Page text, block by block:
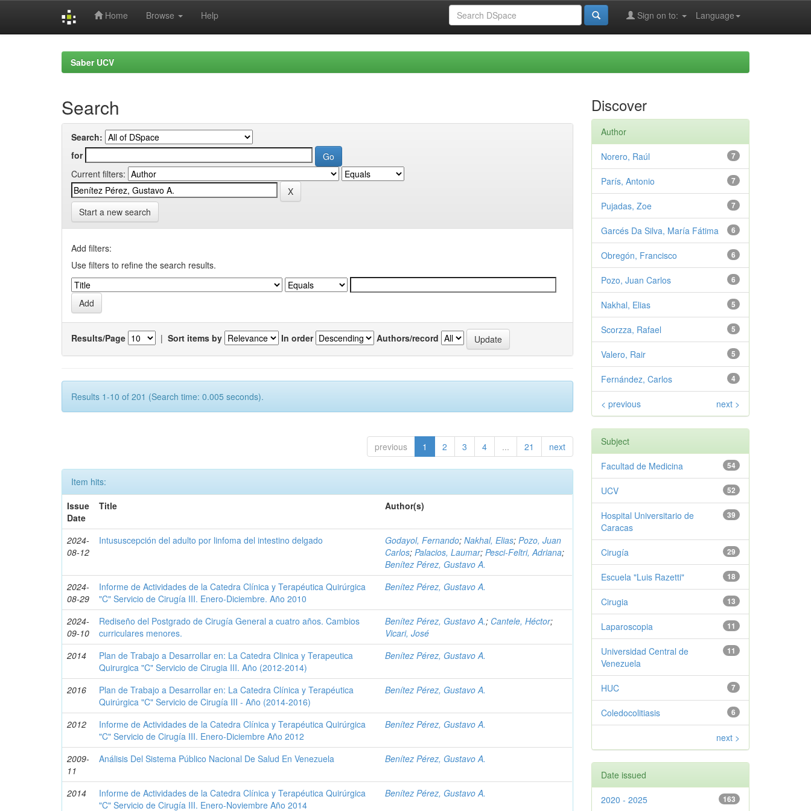
Home Browse Help Language
Sign on to:
Saber UCV
Search
Search:
for
Current filters:
Start a new search
Add filters:
Use filters to refine the search results.
Results/Page | Sort items by In order Authors/record
Results 1-10 of 201 (Search time: 0.005 seconds).
previous 1 2 3 4 ... 21 next
Item hits:
Issue
Date
Title Author(s)
2024-
08-12
Intususcepción del adulto por linfoma del intestino delgado Godayol, Fernando;Nakhal, Elias;Pozo, Juan
Carlos;Palacios, Laumar;Pesci-Feltri, Adriana;
Benítez Pérez, Gustavo A.
2024-
08-29
Informe de Actividades de la Catedra Clínica y Terapéutica Quirúrgica
"C" Servicio de Cirugía III. Enero-Diciembre. Año 2010
Benítez Pérez, Gustavo A.
2024-
09-10
Rediseño del Postgrado de Cirugía General a cuatro años. Cambios
curriculares menores.
Benítez Pérez, Gustavo A.; Cantele, Héctor;
Vicari, José
2014
Plan de Trabajo a Desarrollar en: La Catedra Clinica y Terapeutica
Quirurgica "C" Servicio de Cirugia III. Año (2012-2014)
Benítez Pérez, Gustavo A.
2016
Plan de Trabajo a Desarrollar en: La Catedra Clínica y Terapéutica
Quirúrgica "C" Servicio de Cirugía III - Año (2014-2016)
Benítez Pérez, Gustavo A.
2012
Informe de Actividades de la Catedra Clínica y Terapéutica Quirúrgica
"C" Servicio de Cirugía III. Enero-Diciembre Año 2012
Benítez Pérez, Gustavo A.
2009-
11
Análisis Del Sistema Público Nacional De Salud En Venezuela Benítez Pérez, Gustavo A.
2014
Informe de Actividades de la Catedra Clínica y Terapéutica Quirúrgica
"C" Servicio de Cirugía III. Enero-Noviembre Año 2014
Benítez Pérez, Gustavo A.
Discover
Author
7
Norero, Raúl
7
París, Antonio
7
Pujadas, Zoe
6
Garcés Da Silva, María Fátima
6
Obregón, Francisco
6
Pozo, Juan Carlos
5
Nakhal, Elias
5
Scorzza, Rafael
5
Valero, Rair
4
Fernández, Carlos
< previous next >
Subject
54
Facultad de Medicina
52
UCV
39
Hospital Universitario de
Caracas
29
Cirugía
18
Escuela "Luis Razetti"
13
Cirugia
11
Laparoscopia
11
Universidad Central de
Venezuela
7
HUC
6
Coledocolitiasis
next >
Date issued
163
2020 - 2025